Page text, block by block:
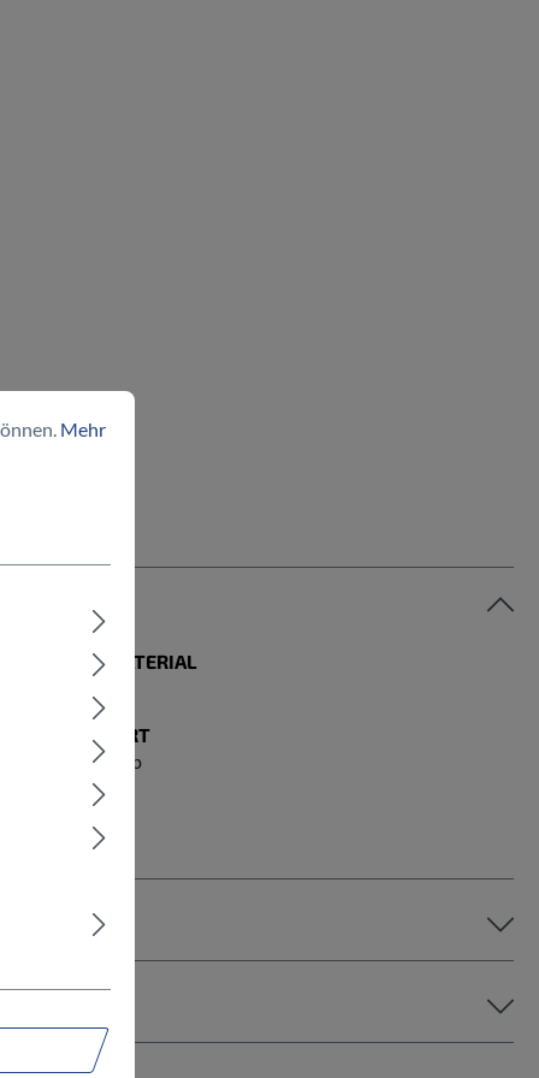
RAHMENMATERIAL
ANTRIEBSART
Kettenantrieb
Mehr